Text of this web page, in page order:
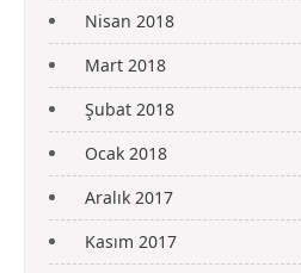
Nisan 2018
Mart 2018
Şubat 2018
Ocak 2018
Aralık 2017
Kasım 2017